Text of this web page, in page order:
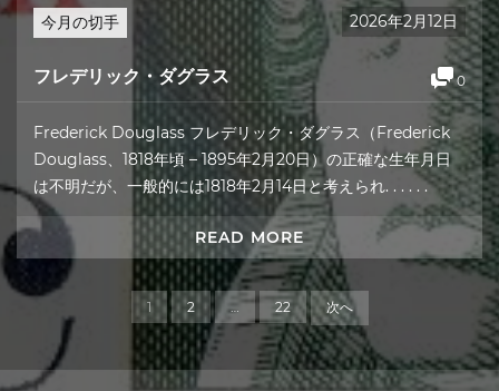
今月の切手 2026年2月12日
フレデリック・ダグラス 0
Frederick Douglass フレデリック・ダグラス（Frederick
Douglass、1818年頃 – 1895年2月20日）の正確な生年月日
は不明だが、一般的には1818年2月14日と考えられ. . . . . .
READ MORE
1 2 … 22 次へ